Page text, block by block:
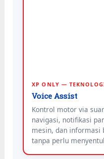
XP ONLY —
Voice Assist
Kontrol motor via
navigasi, notifikasi
mesin, dan
tanpa perlu